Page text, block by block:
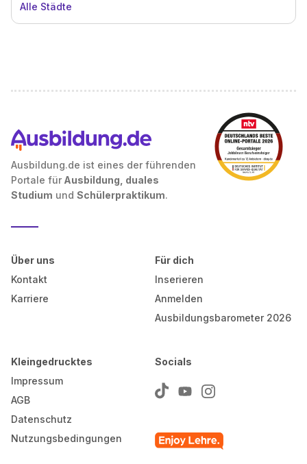
Alle Städte
Ausbildung.de ist eines der führenden
Portale für Ausbildung, duales
Studium und Schülerpraktikum.
Über uns
Kontakt
Karriere
Für dich
Inserieren
Anmelden
Ausbildungsbarometer 2026
Kleingedrucktes
Impressum
AGB
Datenschutz
Nutzungsbedingungen
Socials